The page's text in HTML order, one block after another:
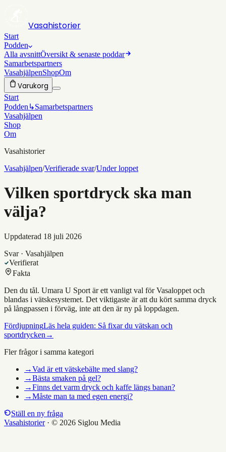
Vasahistorier
Start
Podden
Alla avsnittÖversikt & senaste poddar
Samarbetspartners
VasahjälpenShopOm
Varukorg
Start
Podden ↳Samarbetspartners
Vasahjälpen
Shop
Om
Vasahistorier
Vasahjälpen/Verifierade svar/Under loppet
Vilken sportdryck ska man
välja?
Uppdaterad 18 juli 2026
Svar · Vasahjälpen
Verifierat
Fakta
Den du tål. Umara U Sport är ett vanligt val för Vasaloppet och
blandas i vätskesystemet. Det viktigaste är att du kört samma dryck
på långpassen i förväg, inte att den är ny på loppdagen.
FördjupningLäs hela guiden: Så fixar du vätskan och
sportdrycken →
Fler frågor i samma kategori
→Vad är ett vätskebälte med slang?
→Bästa smaken på gel?
→Finns det varm dryck och kaffe längs banan?
→Måste man ta med egen energi?
Ställ en ny fråga
Vasahistorier· © 2026 Siglou Media